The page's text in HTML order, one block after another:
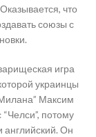
что
союзы с
игра
украинцы
Максим
потому
английский. Он